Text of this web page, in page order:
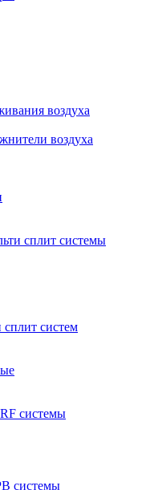
воздуха
воздуха
сплит системы
систем
системы
системы